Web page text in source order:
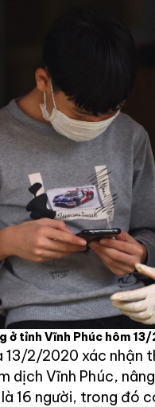
ở tỉnh Vĩnh Phúc hôm
13/2/2020 xác nhận
dịch Vĩnh Phúc,
16 người, trong đó